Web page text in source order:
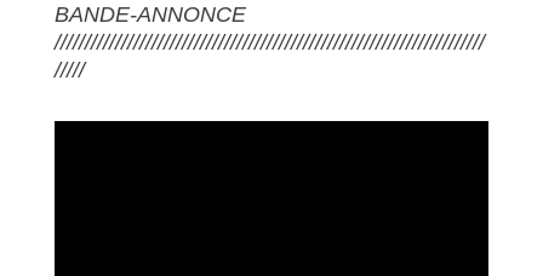
BANDE-ANNONCE
///////////////////////////////////////////////////////////////////////
/////